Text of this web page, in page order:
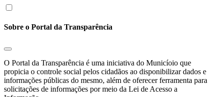
Sobre o Portal da Transparência
O Portal da Transparência é uma iniciativa do Municíoio que
propicia o controle social pelos cidadãos ao disponibilizar dados e
informações públicas do mesmo, além de oferecer ferramenta para
solicitações de informações por meio da Lei de Acesso a